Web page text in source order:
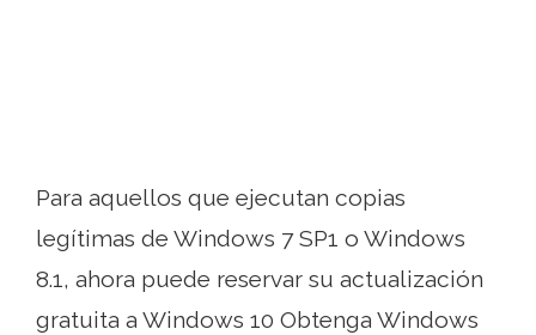
Para aquellos que ejecutan copias
legítimas de Windows 7 SP1 o Windows
8.1, ahora puede reservar su actualización
gratuita a Windows 10 Obtenga Windows